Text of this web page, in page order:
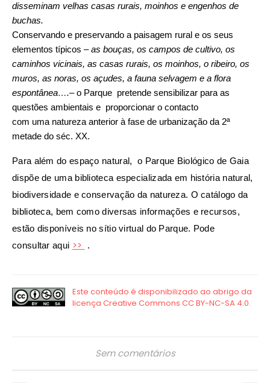
disseminam velhas casas rurais, moinhos e engenhos de
buchas.
Conservando e preservando a paisagem rural e os seus
elementos típicos –as bouças, os campos de cultivo, os
caminhos vicinais, as casas rurais, os moinhos, o ribeiro, os
muros, as noras, os açudes, a fauna selvagem e a flora
espontânea….– o Parque pretende sensibilizar para as
questões ambientais e proporcionar o contacto
com uma natureza anterior à fase de urbanização da 2ª
metade do séc. XX.
Para além do espaço natural, o Parque Biológico de Gaia
dispõe de uma biblioteca especializada em história natural,
biodiversidade e conservação da natureza. O catálogo da
biblioteca, bem como diversas informações e recursos,
estão disponíveis no sítio virtual do Parque. Pode
consultar aqui >> .
Sem comentários